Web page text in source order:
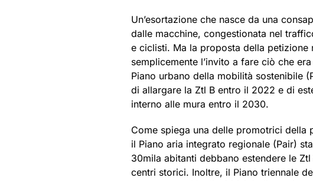
Un’esortazione che nasce da una
dalle macchine, congestionata nel
e ciclisti. Ma la proposta della
semplicemente l’invito a fare ciò che
Piano urbano della mobilità sostenibile
di allargare la Ztl B entro il 2022 e di
interno alle mura entro il 2030.
Come spiega una delle promotrici della
il Piano aria integrato regionale (Pair)
30mila abitanti debbano estendere le
centri storici. Inoltre, il Piano triennale